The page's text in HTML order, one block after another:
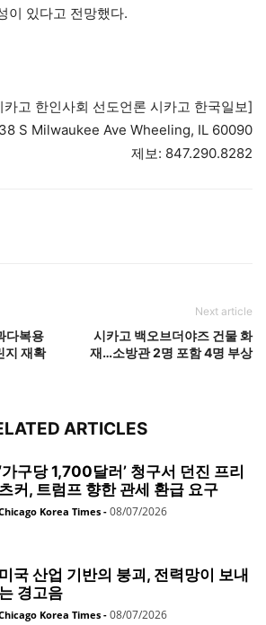
이 있다고 전망했다.
카고 한인사회 선도언론 시카고 한국일보]
S Milwaukee Ave Wheeling, IL 60090
제보: 847.290.8282
다복용
지 재확
Next article
시카고 백오브더야즈 건물 화
재…소방관 2명 포함 4명 부상
ARTICLES
‘가구당 1,700달러’ 청구서 던진 프리
츠커, 트럼프 향한 관세 환급 요구
Korea Times - 08/07/2026
미국 산업 기반의 붕괴, 전력망이 보내
는 경고음
Korea Times - 08/07/2026